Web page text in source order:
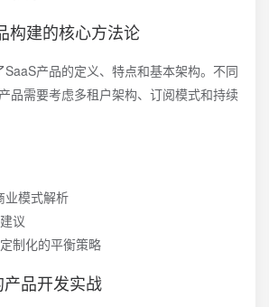
构建的核心方法论
产品的定义、特点和基本架构。不同
品需要考虑多租户架构、订阅模式和持续
业模式解析
议
制化的平衡策略
品开发实战